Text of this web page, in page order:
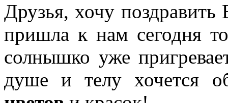
Друзья, хочу
пришла к нам сегодня
солнышко уже
душе и телу хочется